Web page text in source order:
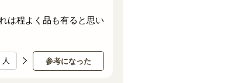
は程よく品も有ると思い
参考になった
人